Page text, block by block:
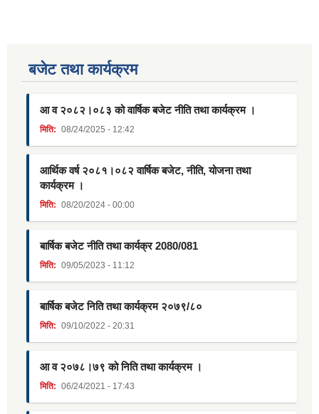
बजेट तथा कार्यक्रम
आ व २०८२।०८३ को वार्षिक बजेट नीति तथा कार्यक्रम ।
मिति: 08/24/2025 - 12:42
आर्थिक वर्ष २०८१।०८२ वार्षिक बजेट, नीति, योजना तथा
कार्यक्रम ।
मिति: 08/20/2024 - 00:00
बार्षिक बजेट नीति तथा कार्यक्र 2080/081
मिति: 09/05/2023 - 11:12
बार्षिक बजेट निति तथा कार्यक्रम २०७९/८०
मिति: 09/10/2022 - 20:31
आ व २०७८।७९ को निति तथा कार्यक्रम ।
मिति: 06/24/2021 - 17:43